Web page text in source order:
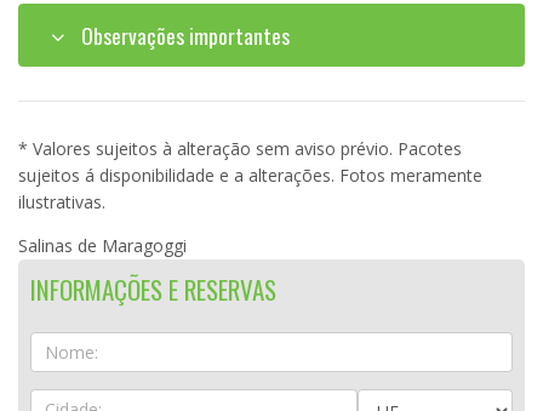
Observações importantes
* Valores sujeitos à alteração sem aviso prévio. Pacotes
sujeitos á disponibilidade e a alterações. Fotos meramente
ilustrativas.
Salinas de Maragoggi
INFORMAÇÕES E RESERVAS